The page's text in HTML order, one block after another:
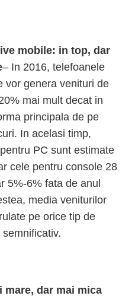
mobile: in top, dar
– In 2016, telefoanele
vor genera venituri de
mai mult decat in
principala de pe
In acelasi timp,
PC sunt estimate
cele pentru console 28
5%-6% fata de anul
media veniturilor
pe orice tip de
mare, dar mai mica